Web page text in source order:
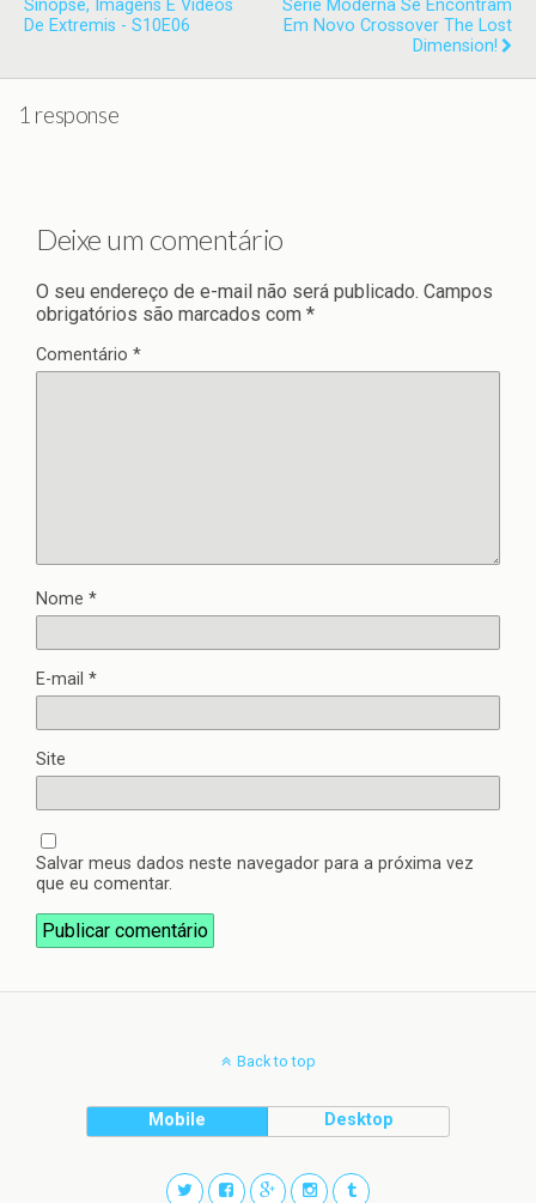
Sinopse, Imagens E Vídeos
De Extremis - S10E06
Série Moderna Se Encontram
Em Novo Crossover The Lost
Dimension!
1 response
Deixe um comentário
O seu endereço de e-mail não será publicado. Campos
obrigatórios são marcados com *
Comentário *
Nome *
E-mail *
Site
Salvar meus dados neste navegador para a próxima vez
que eu comentar.
Back to top
Mobile Desktop